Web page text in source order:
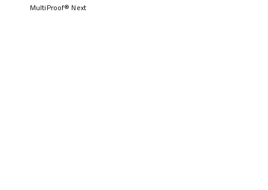
MultiProof® Next